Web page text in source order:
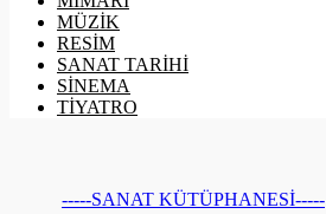
MÜZİK
RESİM
SANAT TARİHİ
SİNEMA
TİYATRO
-----SANAT KÜTÜPHANESİ-----